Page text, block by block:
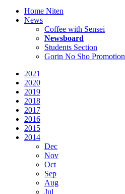
Home Niten
News
Coffee with Sensei
Newsboard
Students Section
Gorin No Sho Promotion
2021
2020
2019
2018
2017
2016
2015
2014
Dec
Nov
Oct
Sep
Aug
Jul